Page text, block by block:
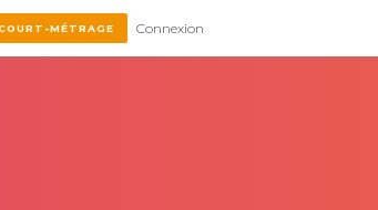
MÉTRAGE Connexion